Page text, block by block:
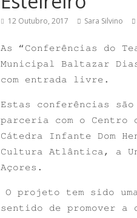
12 Outubro, 2017 Sara Silvino
As “Conferências do
Municipal Baltazar
com entrada livre.
Estas conferências são
parceria com o Centro
Cátedra Infante Dom
Cultura Atlântica, a
Açores.
O projeto tem sido
sentido de promover